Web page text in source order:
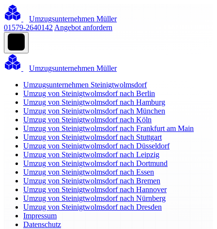
Umzugsunternehmen Müller
01579-2640142 Angebot anfordern
Umzugsunternehmen Müller
Umzugsunternehmen Steinigtwolmsdorf
Umzug von Steinigtwolmsdorf nach Berlin
Umzug von Steinigtwolmsdorf nach Hamburg
Umzug von Steinigtwolmsdorf nach München
Umzug von Steinigtwolmsdorf nach Köln
Umzug von Steinigtwolmsdorf nach Frankfurt am Main
Umzug von Steinigtwolmsdorf nach Stuttgart
Umzug von Steinigtwolmsdorf nach Düsseldorf
Umzug von Steinigtwolmsdorf nach Leipzig
Umzug von Steinigtwolmsdorf nach Dortmund
Umzug von Steinigtwolmsdorf nach Essen
Umzug von Steinigtwolmsdorf nach Bremen
Umzug von Steinigtwolmsdorf nach Hannover
Umzug von Steinigtwolmsdorf nach Nürnberg
Umzug von Steinigtwolmsdorf nach Dresden
Impressum
Datenschutz